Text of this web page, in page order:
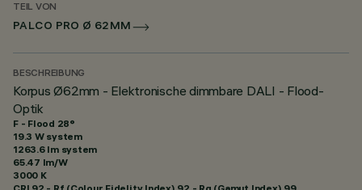
TEIL VON
PALCO PRO Ø 62MM
BESCHREIBUNG
Korpus Ø62mm - Elektronische dimmbare DALI - Flood-
Optik
F - Flood 28°
19.3 W system
1263.6 lm system
65.47 lm/W
3000 K